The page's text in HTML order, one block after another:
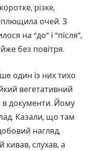
різке,
очей. З
на “до” і “після”,
без повітря.
один із них тихо
вегетативний
в документи. Йому
Казали, що там
нагляд,
кивав, слухав, а